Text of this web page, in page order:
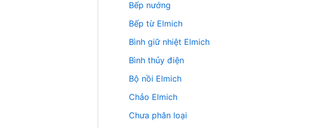
Bếp nướng
Bếp từ Elmich
Bình giữ nhiệt Elmich
Bình thủy điện
Bộ nồi Elmich
Chảo Elmich
Chưa phân loại